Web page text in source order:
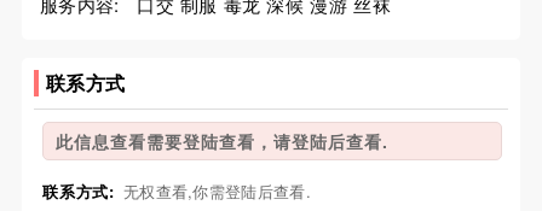
联系方式
此信息查看需要登陆查看，请登陆后查看.
联系方式: 无权查看,你需登陆后查看.